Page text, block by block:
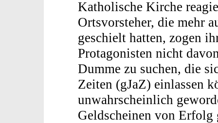
Katholische Kirche
Ortsvorsteher, die mehr
geschielt hatten, zogen
Protagonisten nicht
Dumme zu suchen, die
Zeiten (gJaZ) einlassen
unwahrscheinlich
Geldscheinen von Erfolg